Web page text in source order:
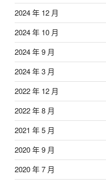
2024 年 12 月
2024 年 10 月
2024 年 9 月
2024 年 3 月
2022 年 12 月
2022 年 8 月
2021 年 5 月
2020 年 9 月
2020 年 7 月